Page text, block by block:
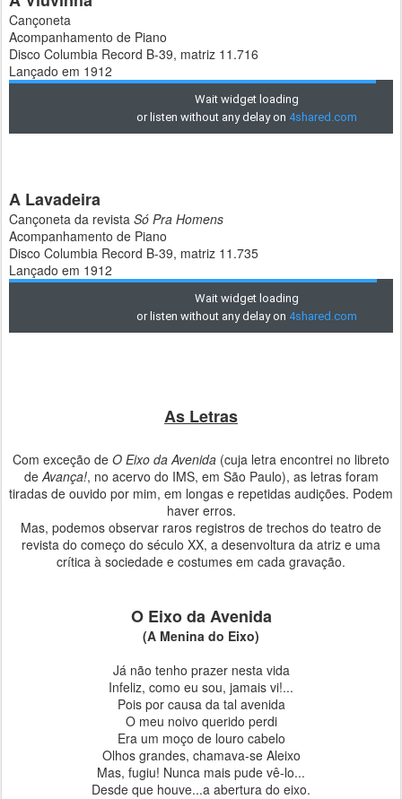
Cançoneta
Acompanhamento de Piano
Disco Columbia Record B-39, matriz 11.716
Lançado em 1912
A Lavadeira
Cançoneta da revista Só Pra Homens
Acompanhamento de Piano
Disco Columbia Record B-39, matriz 11.735
Lançado em 1912
As Letras
Com exceção de O Eixo da Avenida (cuja letra encontrei no libreto
deAvança!, no acervo do IMS, em São Paulo), as letras foram
tiradas de ouvido por mim, em longas e repetidas audições. Podem
haver erros.
Mas, podemos observar raros registros de trechos do teatro de
revista do começo do século XX, a desenvoltura da atriz e uma
crítica à sociedade e costumes em cada gravação.
O Eixo da Avenida
(A Menina do Eixo)
Já não tenho prazer nesta vida
Infeliz, como eu sou, jamais vi!...
Pois por causa da tal avenida
O meu noivo querido perdi
Era um moço de louro cabelo
Olhos grandes, chamava-se Aleixo
Mas, fugiu! Nunca mais pude vê-lo...
Desde que houve...a abertura do eixo.